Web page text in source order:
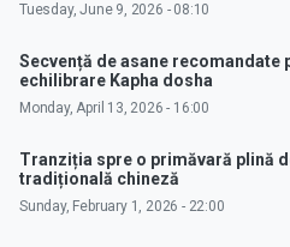
Tuesday, June 9, 2026 - 08:10
Secvență de asane recomandate
echilibrare Kapha dosha
Monday, April 13, 2026 - 16:00
Tranziția spre o primăvară plină
tradițională chineză
Sunday, February 1, 2026 - 22:00